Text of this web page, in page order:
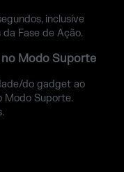
inclusive
Fase de Ação.
Modo Suporte
do gadget ao
Modo Suporte.